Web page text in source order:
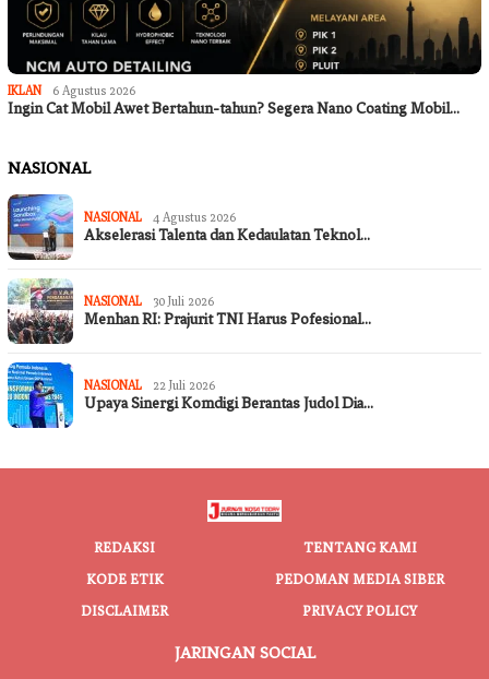
IKLAN 6 Agustus 2026
Ingin Cat Mobil Awet Bertahun-tahun? Segera Nano Coating Mobil…
NASIONAL
NASIONAL 4 Agustus 2026
Akselerasi Talenta dan Kedaulatan Teknol…
NASIONAL 30 Juli 2026
Menhan RI: Prajurit TNI Harus Pofesional…
NASIONAL 22 Juli 2026
Upaya Sinergi Komdigi Berantas Judol Dia…
REDAKSI
TENTANG KAMI
KODE ETIK
PEDOMAN MEDIA SIBER
DISCLAIMER
PRIVACY POLICY
JARINGAN SOCIAL